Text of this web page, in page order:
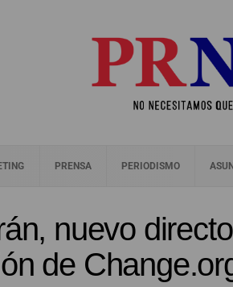
PRENSA PERIODISMO
nuevo
de